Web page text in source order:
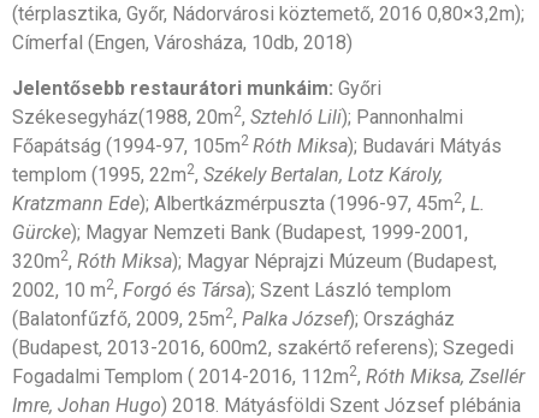
(térplasztika, Győr, Nádorvárosi köztemető, 2016 0,80×3,2m);
Címerfal (Engen, Városháza, 10db, 2018)
Jelentősebb restaurátori munkáim: Győri
Székesegyház(1988, 20m2, Sztehló Lili); Pannonhalmi
Főapátság (1994-97, 105m2 Róth Miksa); Budavári Mátyás
templom (1995, 22m2, Székely Bertalan, Lotz Károly,
Kratzmann Ede); Albertkázmérpuszta (1996-97, 45m2, L.
Gürcke); Magyar Nemzeti Bank (Budapest, 1999-2001,
320m2, Róth Miksa); Magyar Néprajzi Múzeum (Budapest,
2002, 10 m2, Forgó és Társa); Szent László templom
(Balatonfűzfő, 2009, 25m2, Palka József); Országház
(Budapest, 2013-2016, 600m2, szakértő referens); Szegedi
Fogadalmi Templom ( 2014-2016, 112m2, Róth Miksa, Zsellér
Imre, Johan Hugo) 2018. Mátyásföldi Szent József plébánia